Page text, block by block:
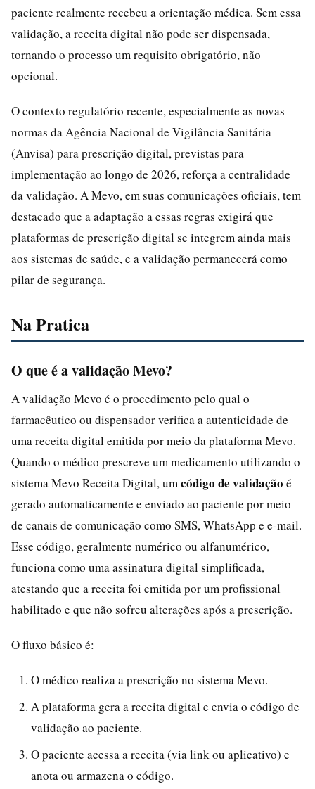
paciente realmente recebeu a orientação médica. Sem essa
validação, a receita digital não pode ser dispensada,
tornando o processo um requisito obrigatório, não
opcional.
O contexto regulatório recente, especialmente as novas
normas da Agência Nacional de Vigilância Sanitária
(Anvisa) para prescrição digital, previstas para
implementação ao longo de 2026, reforça a centralidade
da validação. A Mevo, em suas comunicações oficiais, tem
destacado que a adaptação a essas regras exigirá que
plataformas de prescrição digital se integrem ainda mais
aos sistemas de saúde, e a validação permanecerá como
pilar de segurança.
Na Pratica
O que é a validação Mevo?
A validação Mevo é o procedimento pelo qual o
farmacêutico ou dispensador verifica a autenticidade de
uma receita digital emitida por meio da plataforma Mevo.
Quando o médico prescreve um medicamento utilizando o
sistema Mevo Receita Digital, um código de validação é
gerado automaticamente e enviado ao paciente por meio
de canais de comunicação como SMS, WhatsApp e e-mail.
Esse código, geralmente numérico ou alfanumérico,
funciona como uma assinatura digital simplificada,
atestando que a receita foi emitida por um profissional
habilitado e que não sofreu alterações após a prescrição.
O fluxo básico é:
O médico realiza a prescrição no sistema Mevo.
A plataforma gera a receita digital e envia o código de
validação ao paciente.
O paciente acessa a receita (via link ou aplicativo) e
anota ou armazena o código.